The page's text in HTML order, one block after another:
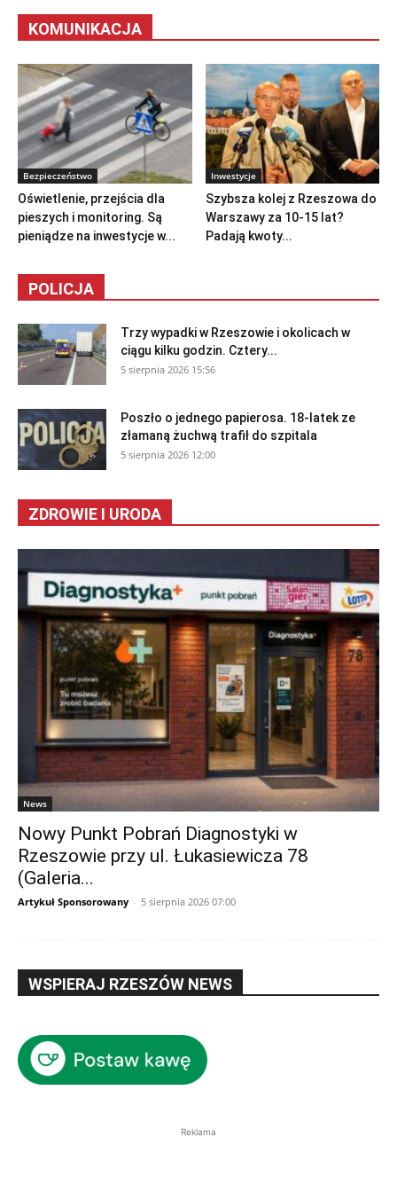
KOMUNIKACJA
Bezpieczeństwo
Oświetlenie, przejścia dla
pieszych i monitoring. Są
pieniądze na inwestycje w...
Inwestycje
Szybsza kolej z Rzeszowa do
Warszawy za 10-15 lat?
Padają kwoty...
POLICJA
Trzy wypadki w Rzeszowie i okolicach w
ciągu kilku godzin. Cztery...
5 sierpnia 2026 15:56
Poszło o jednego papierosa. 18-latek ze
złamaną żuchwą trafił do szpitala
5 sierpnia 2026 12:00
ZDROWIE I URODA
News
Nowy Punkt Pobrań Diagnostyki w
Rzeszowie przy ul. Łukasiewicza 78
(Galeria...
Artykuł Sponsorowany - 5 sierpnia 2026 07:00
WSPIERAJ RZESZÓW NEWS
Reklama